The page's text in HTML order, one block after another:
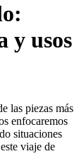
y usos
las piezas más
enfocaremos
situaciones
viaje de